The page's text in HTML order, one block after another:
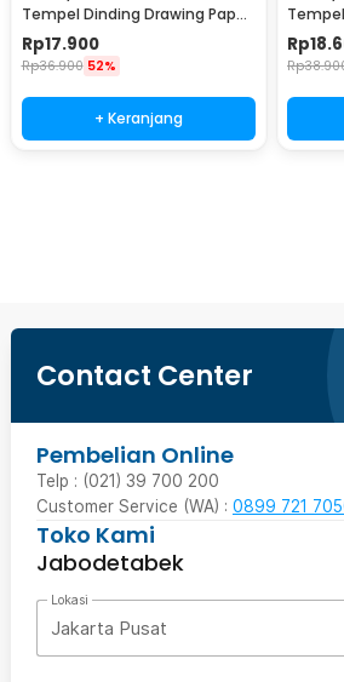
Tempel Dinding Drawing Paper
Roll 3M Dinosaur Paradise -
HB30
Rp17.900
Rp36.900 52%
+ Keranjang
Roll 3M
Rp
Rp
Contact Center
Pembelian Online
Telp : (021) 39 700 200
Customer Service (WA) : 0899 721
Toko Kami
Jabodetabek
Lokasi
Jakarta Pusat